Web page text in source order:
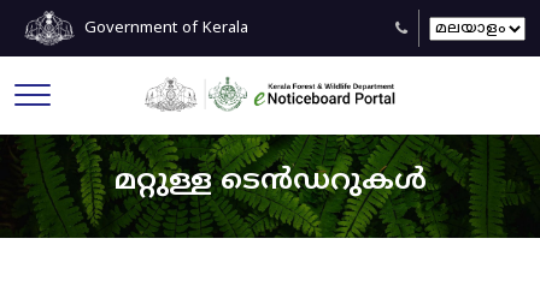
Government of Kerala
മറ്റുള്ള ടെൻഡറുകൾ